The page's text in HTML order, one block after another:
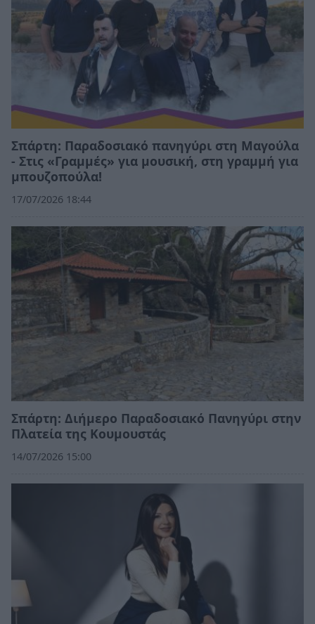
Σπάρτη: Παραδοσιακό πανηγύρι στη Μαγούλα
- Στις «Γραμμές» για μουσική, στη γραμμή για
μπουζοπούλα!
17/07/2026 18:44
Σπάρτη: Διήμερο Παραδοσιακό Πανηγύρι στην
Πλατεία της Κουμουστάς
14/07/2026 15:00